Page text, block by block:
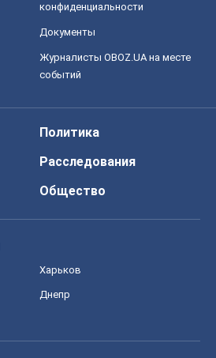
конфиденциальности
Документы
Журналисты OBOZ.UA на месте
событий
Политика
Расследования
Общество
Харьков
Днепр